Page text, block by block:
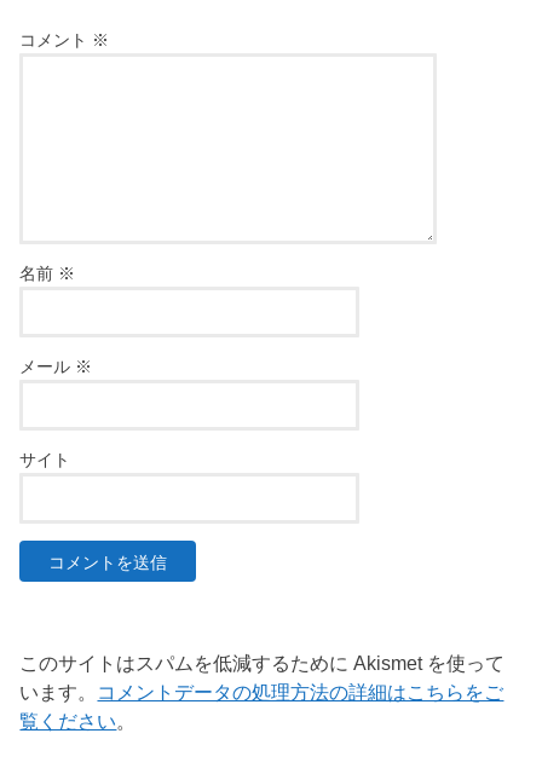
コメント ※
名前 ※
メール ※
サイト
このサイトはスパムを低減するために Akismet を使って
います。 コメントデータの処理方法の詳細はこちらをご
覧ください。